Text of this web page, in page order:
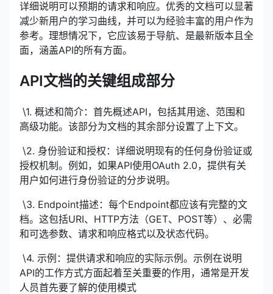
详细说明可以预期的请求和响应。优秀的文档可以显著
减少新用户的学习曲线，并可以为经验丰富的用户作为
参考。理想情况下，它应该易于导航、是最新版本且全
面，涵盖API的所有方面。
API文档的关键组成部分
​ \1. 概述和简介：首先概述API，包括其用途、范围和
高级功能。该部分为文档的其余部分设置了上下文。
​ \2. 身份验证和授权：详细说明现有的任何身份验证或
授权机制。例如，如果API使用OAuth 2.0，提供有关
用户如何进行身份验证的分步说明。
​ \3. Endpoint描述：每个Endpoint都应该有完整的文
档。这包括URI、HTTP方法（GET、POST等）、必需
和可选参数、请求和响应格式以及状态代码。
​ \4. 示例：提供请求和响应的实际示例。示例在说明
API的工作方式方面起着至关重要的作用，通常是开发
人员首先要了解的使用模式